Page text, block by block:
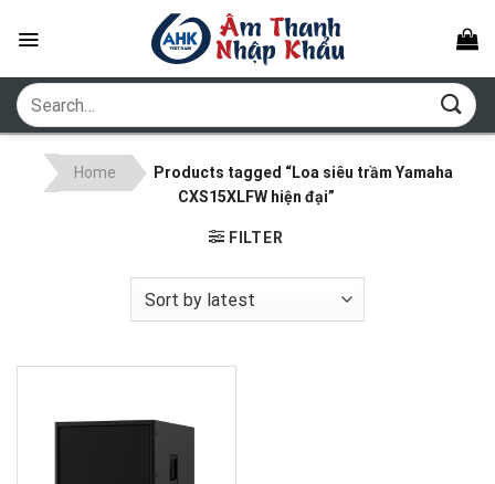
Search
for:
Home
Products tagged “Loa siêu trầm Yamaha
CXS15XLFW hiện đại”
FILTER